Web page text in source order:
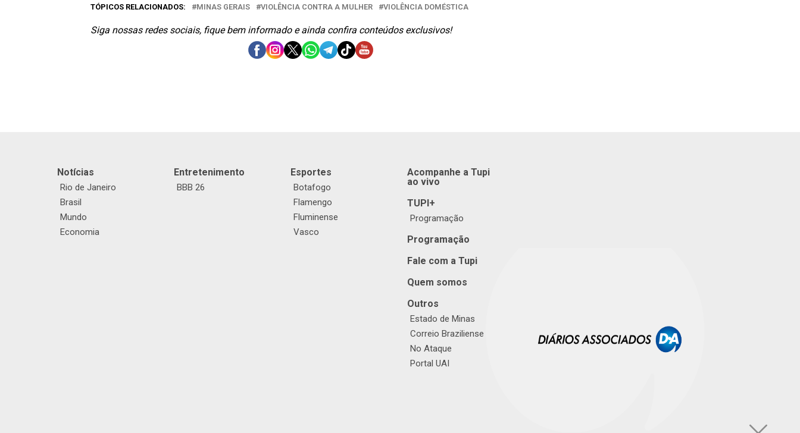
TÓPICOS RELACIONADOS: MINAS GERAIS VIOLÊNCIA CONTRA A MULHER VIOLÊNCIA DOMÉSTICA
Siga nossas redes sociais, fique bem informado e ainda confira conteúdos exclusivos!
Notícias
Rio de Janeiro
Brasil
Mundo
Economia
Entretenimento
BBB 26
Esportes
Botafogo
Flamengo
Fluminense
Vasco
Acompanhe a Tupi
ao vivo
TUPI+
Programação
Programação
Fale com a Tupi
Quem somos
Outros
Estado de Minas
Correio Braziliense
No Ataque
Portal UAI